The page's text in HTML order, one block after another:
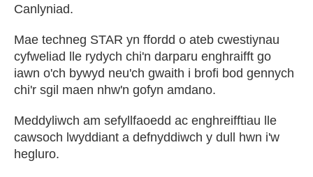
Canlyniad.
Mae techneg STAR yn ffordd o ateb cwestiynau
cyfweliad lle rydych chi'n darparu enghraifft go
iawn o'ch bywyd neu'ch gwaith i brofi bod gennych
chi'r sgil maen nhw'n gofyn amdano.
Meddyliwch am sefyllfaoedd ac enghreifftiau lle
cawsoch lwyddiant a defnyddiwch y dull hwn i'w
hegluro.